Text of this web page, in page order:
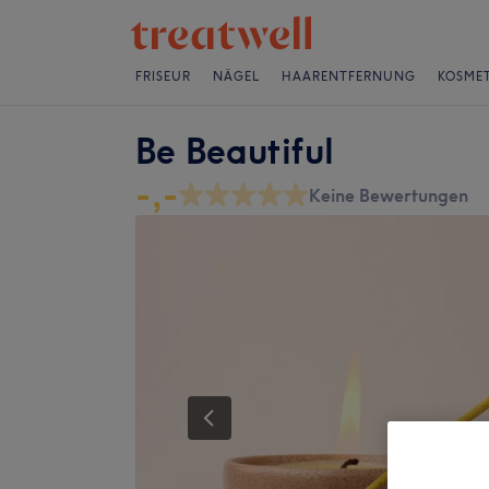
FRISEUR NÄGEL HAARENTFERNUNG
Be Beautiful
-,- Keine Bewertungen